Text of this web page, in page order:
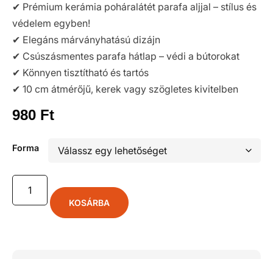
✔ Prémium kerámia poháralátét parafa aljjal – stílus és
védelem egyben!
✔ Elegáns márványhatású dizájn
✔ Csúszásmentes parafa hátlap – védi a bútorokat
✔ Könnyen tisztítható és tartós
✔ 10 cm átmérőjű, kerek vagy szögletes kivitelben
980 Ft
Forma
KOSÁRBA